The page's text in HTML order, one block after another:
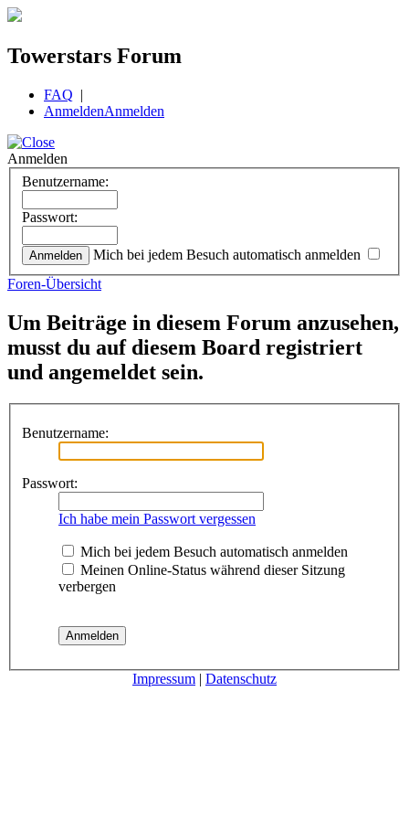
Towerstars Forum
FAQ |
AnmeldenAnmelden
Anmelden
Benutzername:
Passwort:
Mich bei jedem Besuch automatisch anmelden
Foren-Übersicht
Um Beiträge in diesem Forum anzusehen,
musst du auf diesem Board registriert
und angemeldet sein.
Benutzername:
Passwort:
Ich habe mein Passwort vergessen
Mich bei jedem Besuch automatisch anmelden
Meinen Online-Status während dieser Sitzung
verbergen
Impressum | Datenschutz